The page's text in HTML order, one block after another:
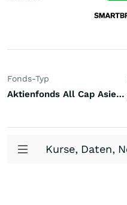
Fonds-Typ
Aktienfonds All Cap Asien/Pazifik (ex Japan)
Kurse, Daten,